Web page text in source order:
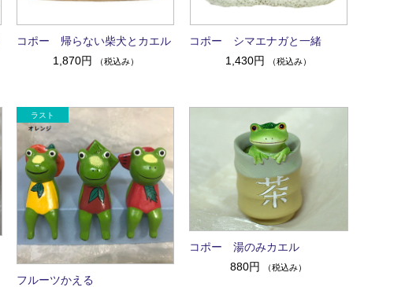
コポー 帰らない柴犬とカエル
1,870円
（税込み）
コポー シマエナガと一緒
1,430円
（税込み）
フルーツかえる
コポー 湯のみカエル
880円
（税込み）